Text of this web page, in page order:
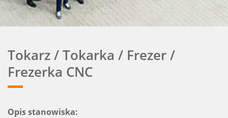
Tokarz / Tokarka / Frezer /
Frezerka CNC
Opis stanowiska: